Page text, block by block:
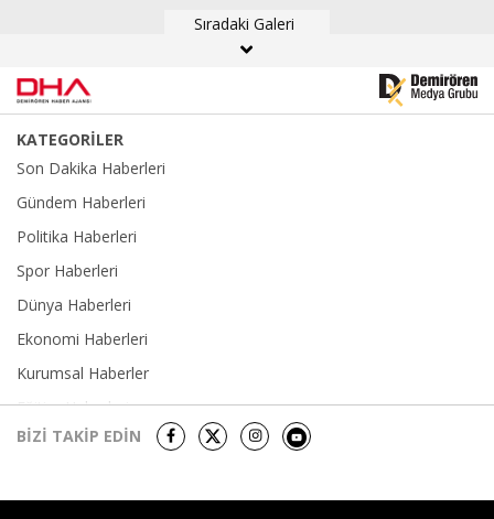
Sıradaki Galeri
gördü
KATEGORİLER
Son Dakika Haberleri
Gündem Haberleri
Politika Haberleri
Spor Haberleri
Dünya Haberleri
Ekonomi Haberleri
Kurumsal Haberler
Eğitim Haberleri
Yerel Haberler
BİZİ TAKİP EDİN